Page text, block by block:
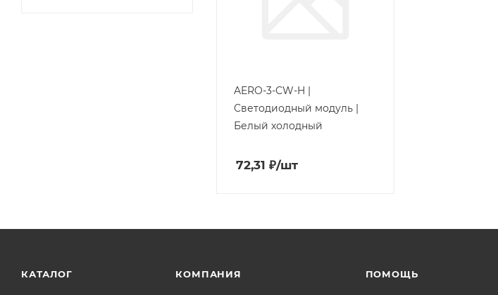
AERO-3-СW-H |
Cветодиодный модуль |
Белый холодный
72,31 ₽/шт
КАТАЛОГ КОМПАНИЯ ПОМОЩЬ